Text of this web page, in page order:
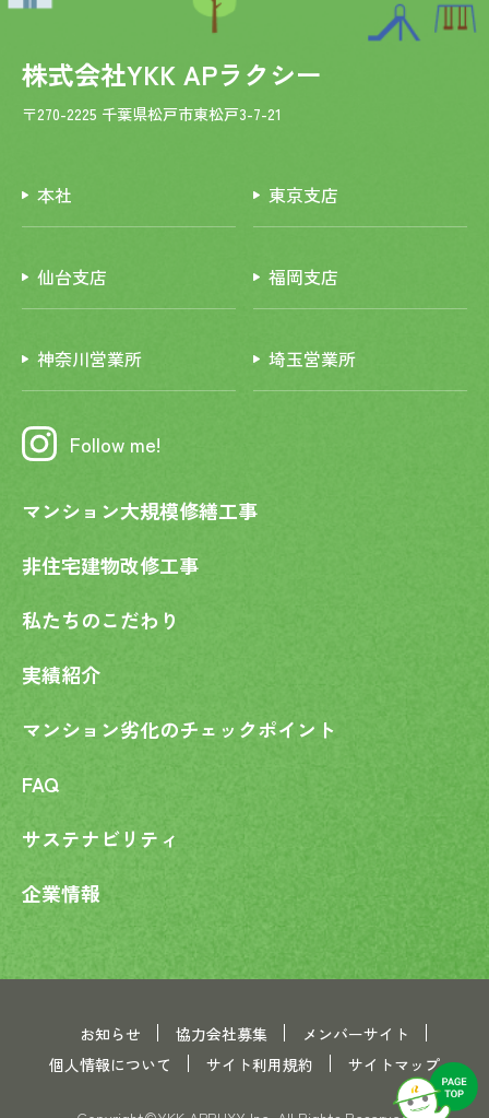
株式会社YKK APラクシー
〒270-2225 千葉県松戸市東松戸3-7-21
本社 東京支店
仙台支店 福岡支店
神奈川営業所 埼玉営業所
Follow me!
マンション大規模修繕工事
非住宅建物改修工事
私たちのこだわり
実績紹介
マンション劣化のチェックポイント
FAQ
サステナビリティ
企業情報
お知らせ 協力会社募集
メンバーサイト
個人情報について
サイト利用規約 サイトマップ